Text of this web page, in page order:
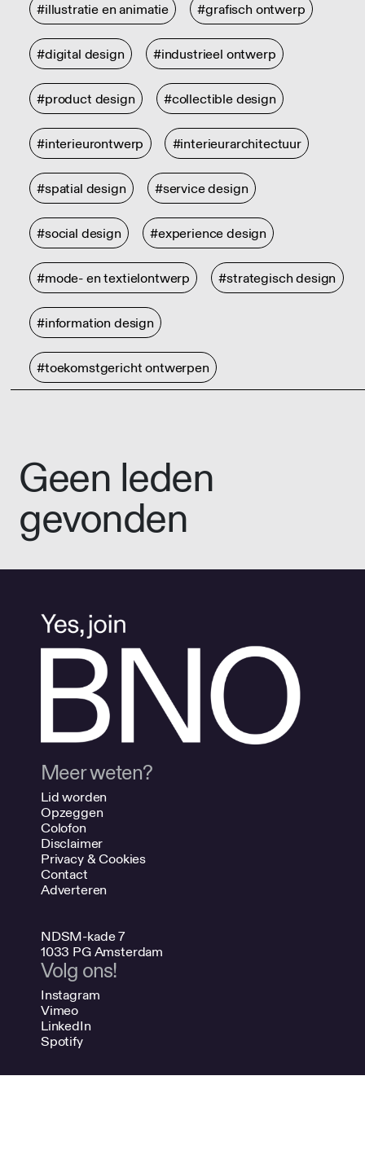
#illustratie en animatie #grafisch ontwerp
#digital design #industrieel ontwerp
#product design #collectible design
#interieurontwerp #interieurarchitectuur
#spatial design #service design
#social design #experience design
#mode- en textielontwerp #strategisch design
#information design
#toekomstgericht ontwerpen
Geen leden
gevonden
Meer weten?
Lid worden
Opzeggen
Colofon
Disclaimer
Privacy & Cookies
Contact
Adverteren
NDSM-kade 7
1033 PG Amsterdam
Volg ons!
Instagram
Vimeo
LinkedIn
Spotify